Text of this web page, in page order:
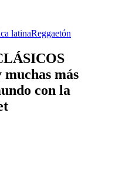
latinaReggaetón
más
con la